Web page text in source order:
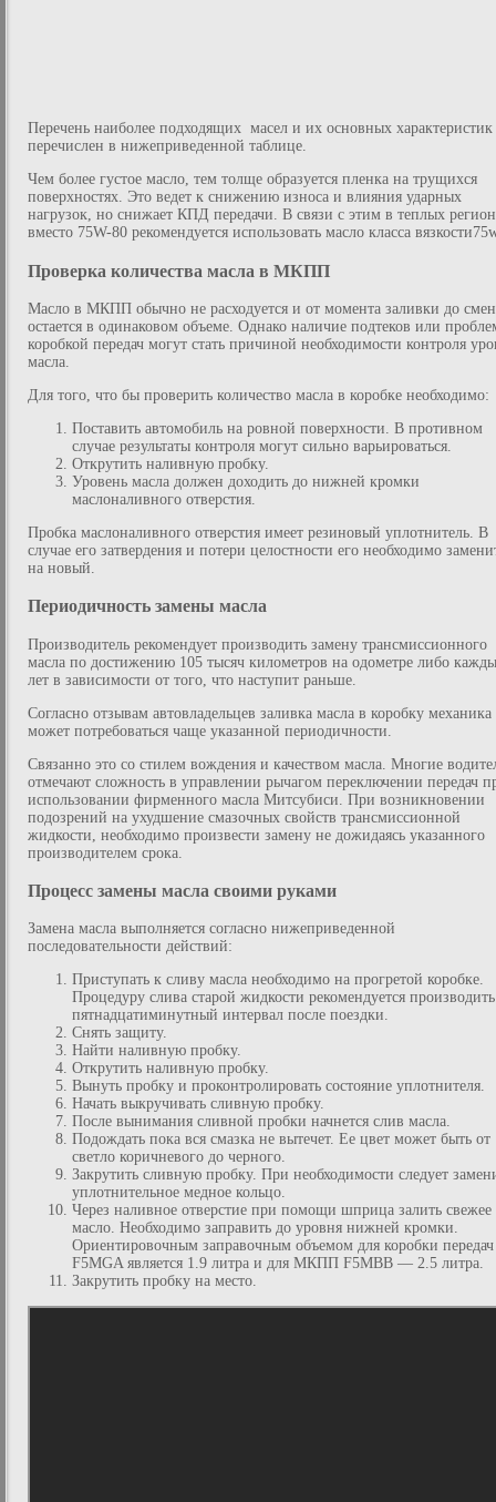
Перечень наиболее подходящих масел и их основных характеристик
перечислен в нижеприведенной таблице.
Чем более густое масло, тем толще образуется пленка на трущихся
поверхностях. Это ведет к снижению износа и влияния ударных
нагрузок, но снижает КПД передачи. В связи с этим в теплых
вместо 75W-80 рекомендуется использовать масло класса
Проверка количества масла в МКПП
Масло в МКПП обычно не расходуется и от момента заливки до
остается в одинаковом объеме. Однако наличие подтеков или
коробкой передач могут стать причиной необходимости контроля
масла.
Для того, что бы проверить количество масла в коробке необходимо:
Поставить автомобиль на ровной поверхности. В противном
случае результаты контроля могут сильно варьироваться.
Открутить наливную пробку.
Уровень масла должен доходить до нижней кромки
маслоналивного отверстия.
Пробка маслоналивного отверстия имеет резиновый уплотнитель. В
случае его затвердения и потери целостности его необходимо
на новый.
Периодичность замены масла
Производитель рекомендует производить замену трансмиссионного
масла по достижению 105 тысяч километров на одометре либо
лет в зависимости от того, что наступит раньше.
Согласно отзывам автовладельцев заливка масла в коробку механика
может потребоваться чаще указанной периодичности.
Связанно это со стилем вождения и качеством масла. Многие
отмечают сложность в управлении рычагом переключении передач
использовании фирменного масла Митсубиси. При возникновении
подозрений на ухудшение смазочных свойств трансмиссионной
жидкости, необходимо произвести замену не дожидаясь указанного
производителем срока.
Процесс замены масла своими руками
Замена масла выполняется согласно нижеприведенной
последовательности действий:
Приступать к сливу масла необходимо на прогретой коробке.
Процедуру слива старой жидкости рекомендуется
пятнадцатиминутный интервал после поездки.
Снять защиту.
Найти наливную пробку.
Открутить наливную пробку.
Вынуть пробку и проконтролировать состояние уплотнителя.
Начать выкручивать сливную пробку.
После вынимания сливной пробки начнется слив масла.
Подождать пока вся смазка не вытечет. Ее цвет может быть от
светло коричневого до черного.
Закрутить сливную пробку. При необходимости следует
уплотнительное медное кольцо.
Через наливное отверстие при помощи шприца залить свежее
масло. Необходимо заправить до уровня нижней кромки.
Ориентировочным заправочным объемом для коробки передач
F5MGA является 1.9 литра и для МКПП F5MBB — 2.5 литра.
Закрутить пробку на место.